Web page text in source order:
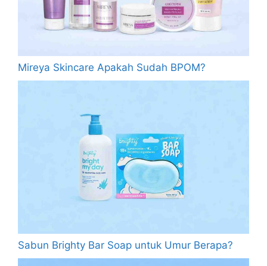
Mireya Skincare Apakah Sudah BPOM?
Sabun Brighty Bar Soap untuk Umur Berapa?